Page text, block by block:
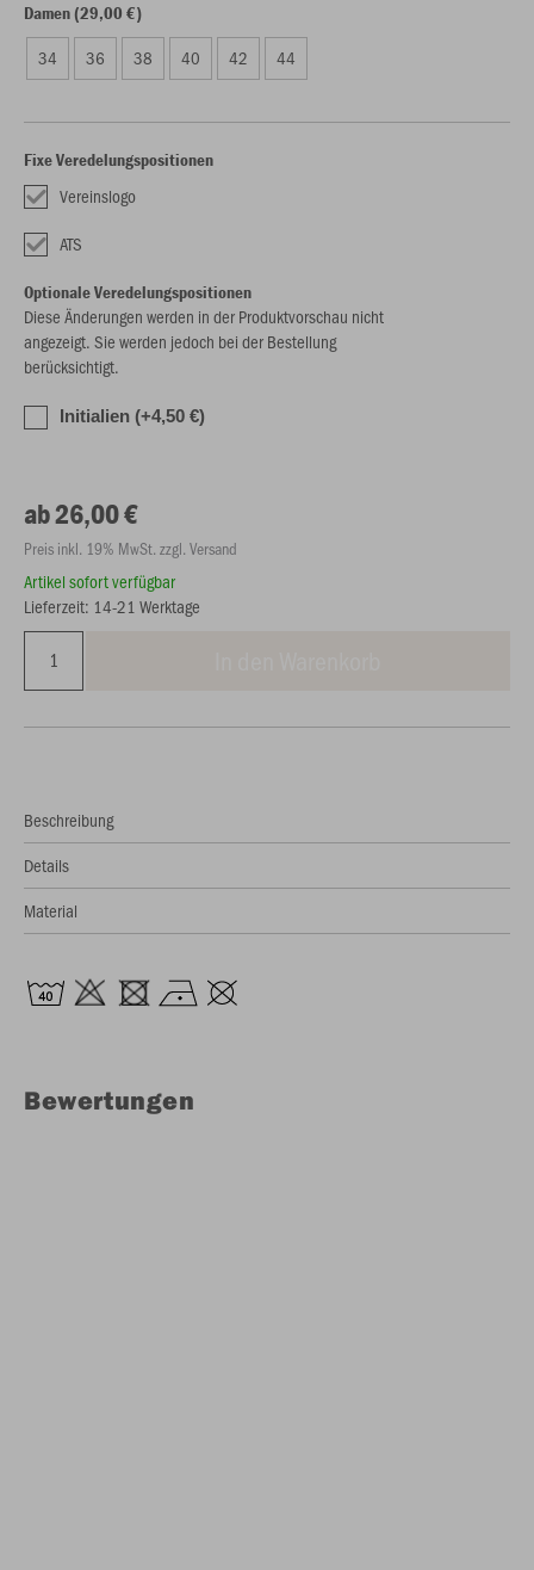
Damen (29,00 €)
34 36 38 40 42 44
Fixe Veredelungspositionen
Vereinslogo
ATS
Optionale Veredelungspositionen
Diese Änderungen werden in der Produktvorschau nicht
angezeigt. Sie werden jedoch bei der Bestellung
berücksichtigt.
Initialien (+4,50 €)
ab 26,00 €
Preis inkl. 19% MwSt. zzgl. Versand
Artikel sofort verfügbar
Lieferzeit: 14-21 Werktage
Beschreibung
Details
Material
Bewertungen